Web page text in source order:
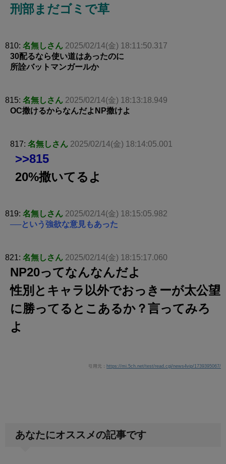
刑部まだゴミで草
810: 名無しさん 2025/02/14(金) 18:11:50.317
30配るなら使い道はあったのに
所詮バットマンガールか
815: 名無しさん 2025/02/14(金) 18:13:18.949
OC撒けるからなんだよNP撒けよ
817: 名無しさん 2025/02/14(金) 18:14:05.001
>>815
20%撒いてるよ
819: 名無しさん 2025/02/14(金) 18:15:05.982
──という強欲な意見もあった
821: 名無しさん 2025/02/14(金) 18:15:17.060
NP20ってなんなんだよ
性別とキャラ以外でおっきーが太公望
に勝ってるとこあるか？言ってみろ
よ
引用元： https://mi.5ch.net/test/read.cgi/news4vip/1739395067/
あなたにオススメの記事です